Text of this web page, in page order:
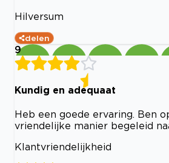
Hilversum
delen
9
Kundig en adequaat
Heb een goede ervaring. Ben
vriendelijke manier begeleid
Klantvriendelijkheid